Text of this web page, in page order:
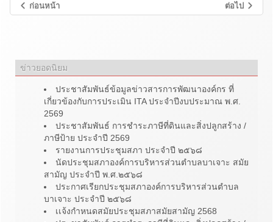
ก่อนหน้า ต่อไป
ข่าวยอดนิยม
ประชาสัมพันธ์ข้อมูลข่าวสารการพัฒนาองค์กร ที่
เกี่ยวข้องกับการประเมิน ITA ประจำปีงบประมาณ พ.ศ.
2569
ประชาสัมพันธ์ การชำระภาษีที่ดินและสิ่งปลูกสร้าง /
ภาษีป้าย ประจำปี 2569
รายงานการประชุมสภา ประจำปี ๒๕๖๘
นัดประชุมสภาองค์การบริหารส่วนตำบลบาเจาะ สมัย
สามัญ ประจำปี พ.ศ.๒๕๖๘
ประกาศเรียกประชุมสภาองค์การบริหารส่วนตำบล
บาเจาะ ประจำปี ๒๕๖๘
เเจ้งกำหนดสมัยประชุมสภาสมัยสามัญ 2568